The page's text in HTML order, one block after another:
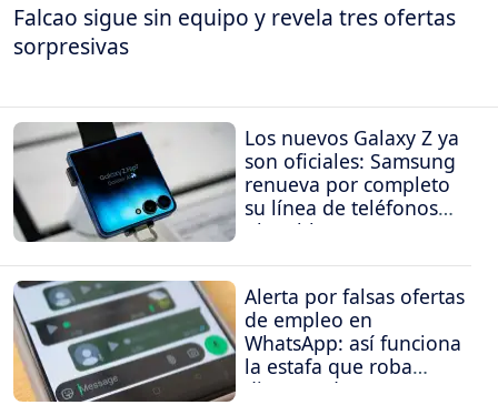
Falcao sigue sin equipo y revela tres ofertas
sorpresivas
Los nuevos Galaxy Z ya
son oficiales: Samsung
renueva por completo
su línea de teléfonos
plegables
Alerta por falsas ofertas
de empleo en
WhatsApp: así funciona
la estafa que roba
dinero y datos